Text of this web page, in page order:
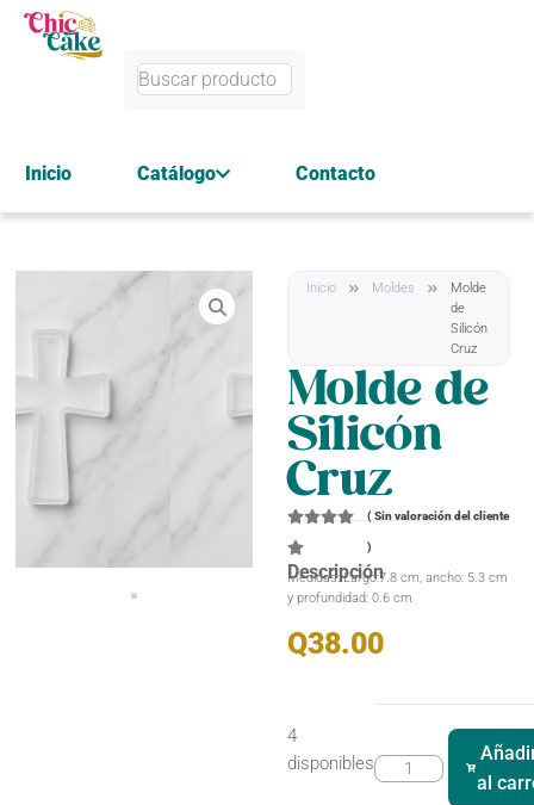
Inicio Catálogo Contacto
Inicio Moldes
Molde
de
Silicón
Cruz
Molde de
Silicón
Cruz
(Sin valoración del cliente
)
Descripción
Medidas: Largo:7.8 cm, ancho: 5.3 cm
y profundidad: 0.6 cm
Q38.00
4
disponibles
al